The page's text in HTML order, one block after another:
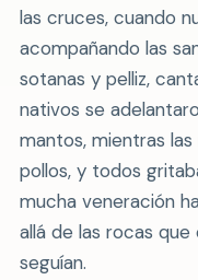
las cruces, cuando
acompañando las
sotanas y pelliz,
nativos se
mantos, mientras
pollos, y todos
mucha veneración
allá de las rocas
seguían.